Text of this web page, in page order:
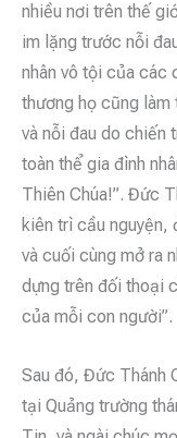
nhiều nơi trên thế
im lặng trước nỗi
nhân vô tội của các
thương họ cũng làm
và nỗi đau do chiến
toàn thể gia đình
Thiên Chúa!”. Đức
kiên trì cầu nguyện,
và cuối cùng mở ra
dựng trên đối thoại
của mỗi con người”.
Sau đó, Đức Thánh
tại Quảng trường